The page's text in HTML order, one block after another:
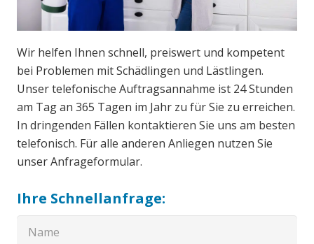
Wir helfen Ihnen schnell, preiswert und kompetent
bei Problemen mit Schädlingen und Lästlingen.
Unser telefonische Auftragsannahme ist 24 Stunden
am Tag an 365 Tagen im Jahr zu für Sie zu erreichen.
In dringenden Fällen kontaktieren Sie uns am besten
telefonisch. Für alle anderen Anliegen nutzen Sie
unser Anfrageformular.
Ihre Schnellanfrage: